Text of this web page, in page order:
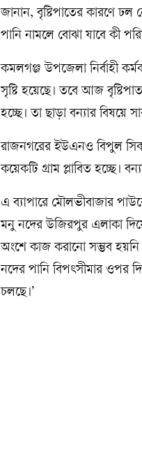
জানান, বৃষ্টিপাতের কারণে ঢল
পানি নামলে বোঝা যাবে কী
কমলগঞ্জ উপজেলা নির্বাহী
সৃষ্টি হয়েছে। তবে আজ
হচ্ছে। তা ছাড়া বন্যার বিষয়ে
রাজনগরের ইউএনও বিপুল
কয়েকটি গ্রাম প্লাবিত হচ্ছে।
এ ব্যাপারে মৌলভীবাজার
মনু নদের উজিরপুর এলাকা
অংশে কাজ করানো সম্ভব
নদের পানি বিপৎসীমার ওপর
চলছে।’